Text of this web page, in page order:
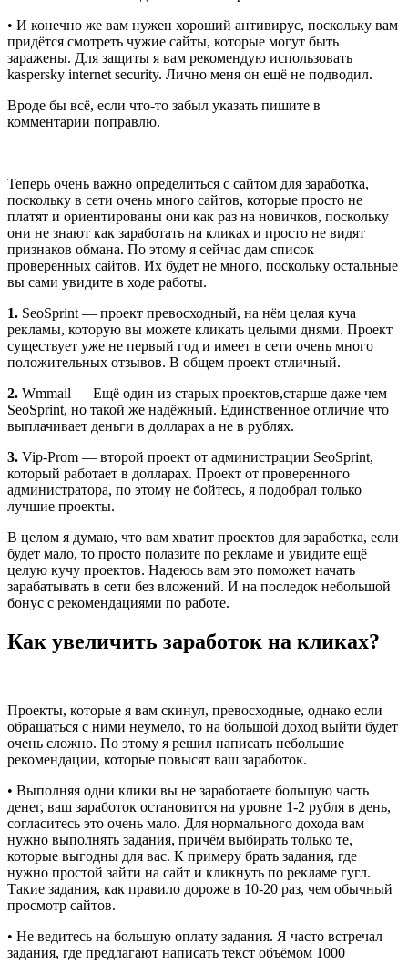
• И конечно же вам нужен хороший антивирус, поскольку вам
придётся смотреть чужие сайты, которые могут быть
заражены. Для защиты я вам рекомендую использовать
kaspersky internet security. Лично меня он ещё не подводил.
Вроде бы всё, если что-то забыл указать пишите в
комментарии поправлю.
Теперь очень важно определиться с сайтом для заработка,
поскольку в сети очень много сайтов, которые просто не
платят и ориентированы они как раз на новичков, поскольку
они не знают как заработать на кликах и просто не видят
признаков обмана. По этому я сейчас дам список
проверенных сайтов. Их будет не много, поскольку остальные
вы сами увидите в ходе работы.
1. SeoSprint — проект превосходный, на нём целая куча
рекламы, которую вы можете кликать целыми днями. Проект
существует уже не первый год и имеет в сети очень много
положительных отзывов. В общем проект отличный.
2. Wmmail — Ещё один из старых проектов,старше даже чем
SeoSprint, но такой же надёжный. Единственное отличие что
выплачивает деньги в долларах а не в рублях.
3. Vip-Prom — второй проект от администрации SeoSprint,
который работает в долларах. Проект от проверенного
администратора, по этому не бойтесь, я подобрал только
лучшие проекты.
В целом я думаю, что вам хватит проектов для заработка, если
будет мало, то просто полазите по рекламе и увидите ещё
целую кучу проектов. Надеюсь вам это поможет начать
зарабатывать в сети без вложений. И на последок небольшой
бонус с рекомендациями по работе.
Как увеличить заработок на кликах?
Проекты, которые я вам скинул, превосходные, однако если
обращаться с ними неумело, то на большой доход выйти будет
очень сложно. По этому я решил написать небольшие
рекомендации, которые повысят ваш заработок.
• Выполняя одни клики вы не заработаете большую часть
денег, ваш заработок остановится на уровне 1-2 рубля в день,
согласитесь это очень мало. Для нормального дохода вам
нужно выполнять задания, причём выбирать только те,
которые выгодны для вас. К примеру брать задания, где
нужно простой зайти на сайт и кликнуть по рекламе гугл.
Такие задания, как правило дороже в 10-20 раз, чем обычный
просмотр сайтов.
• Не ведитесь на большую оплату задания. Я часто встречал
задания, где предлагают написать текст объёмом 1000